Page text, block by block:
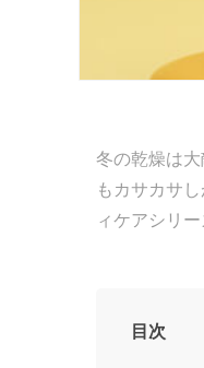
冬の乾燥は
もカサカサ
ィケアシリ
目次